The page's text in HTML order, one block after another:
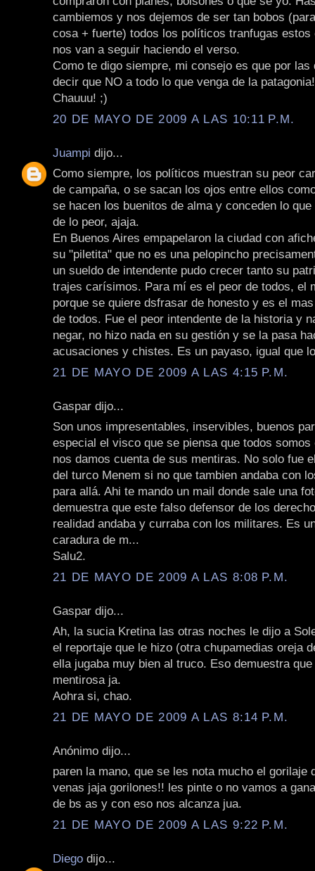
cambiemos y nos dejemos de ser tan bobos
cosa + fuerte) todos los políticos tranfugas estos
nos van a seguir haciendo el verso.
Como te digo siempre, mi consejo es que por las
decir que NO a todo lo que venga de la
Chauuu! ;)
20 DE MAYO DE 2009 A LAS 10:11 P.M.
Juampi dijo...
Como siempre, los políticos muestran su peor
de campaña, o se sacan los ojos entre ellos
se hacen los buenitos de alma y conceden lo
de lo peor, ajaja.
En Buenos Aires empapelaron la ciudad con
su "piletita" que no es una pelopincho
un sueldo de intendente pudo crecer tanto su
trajes carísimos. Para mí es el peor de todos, el
porque se quiere dsfrasar de honesto y es el
de todos. Fue el peor intendente de la historia y
negar, no hizo nada en su gestión y se la pasa
acusaciones y chistes. Es un payaso, igual que
21 DE MAYO DE 2009 A LAS 4:15 P.M.
Gaspar dijo...
Son unos impresentables, inservibles, buenos
especial el visco que se piensa que todos somos
nos damos cuenta de sus mentiras. No solo fue
del turco Menem si no que tambien andaba con
para allá. Ahi te mando un mail donde sale una
demuestra que este falso defensor de los
realidad andaba y curraba con los militares. Es
caradura de m...
Salu2.
21 DE MAYO DE 2009 A LAS 8:08 P.M.
Gaspar dijo...
Ah, la sucia Kretina las otras noches le dijo a
el reportaje que le hizo (otra chupamedias oreja
ella jugaba muy bien al truco. Eso demuestra
mentirosa ja.
Aohra si, chao.
21 DE MAYO DE 2009 A LAS 8:14 P.M.
Anónimo dijo...
paren la mano, que se les nota mucho el gorilaje
venas jaja gorilones!! les pinte o no vamos a
de bs as y con eso nos alcanza jua.
21 DE MAYO DE 2009 A LAS 9:22 P.M.
Diego dijo...